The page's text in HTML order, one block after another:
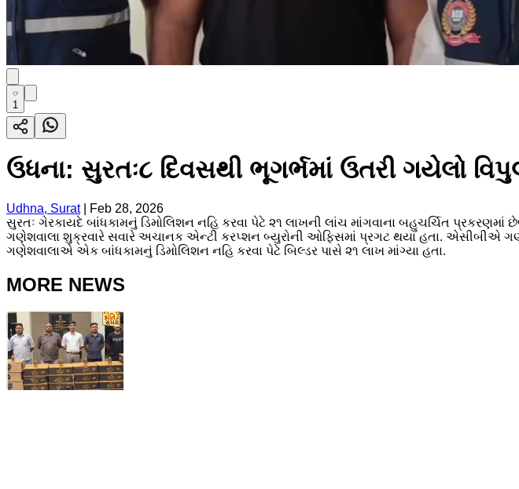
1
ઉધના: સુરતઃ૮ દિવસથી ભૂગર્ભમાં ઉતરી ગયેલો
Udhna, Surat|
Feb 28, 2026
સુરતઃ ગેરકાયદે બાંધકામનું ડિમોલિશન નહિ કરવા પેટે ૨૧ લાખની લાંચ માંગવાના બહુચર્ચિત
ગણેશવાલા શુક્રવારે સવારે અચાનક એન્ટી કરપ્શન બ્યુરોની ઓફિસમાં પ્રગટ થયા હતા. એસીબીએ
ગણેશવાલાએ એક બાંધકામનું ડિમોલિશન નહિ કરવા પેટે બિલ્ડર પાસે ૨૧ લાખ માંગ્યા હતા.
MORE NEWS